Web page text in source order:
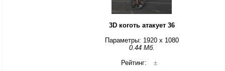
3D коготь атакует 36
Параметры: 1920 x 1080
0.44 Мб.
Рейтинг:
±